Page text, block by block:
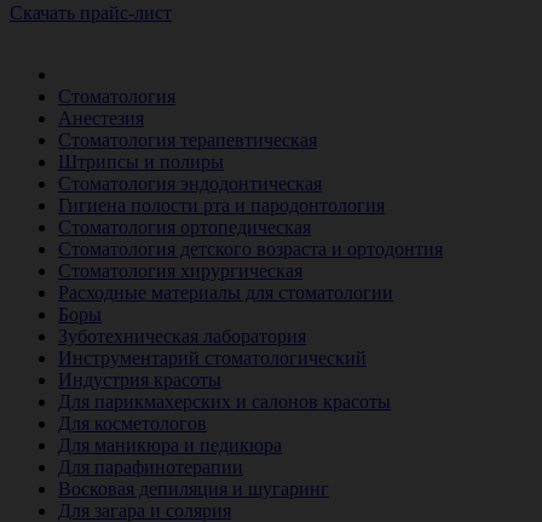
Скачать прайс-лист
Стоматология
Анестезия
Стоматология терапевтическая
Штрипсы и полиры
Стоматология эндодонтическая
Гигиена полости рта и пародонтология
Стоматология ортопедическая
Стоматология детского возраста и ортодонтия
Стоматология хирургическая
Расходные материалы для стоматологии
Боры
Зуботехническая лаборатория
Инструментарий стоматологический
Индустрия красоты
Для парикмахерских и салонов красоты
Для косметологов
Для маникюра и педикюра
Для парафинотерапии
Восковая депиляция и шугаринг
Для загара и солярия